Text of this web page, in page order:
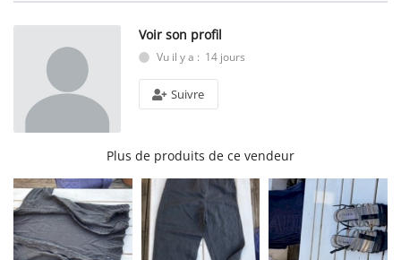
Voir son profil
Vu il y a : 14 jours
Suivre
Plus de produits de ce vendeur